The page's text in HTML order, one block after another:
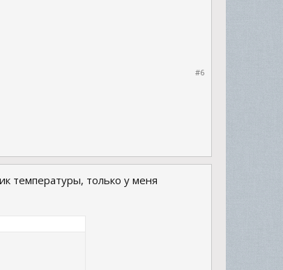
#6
температуры, только у меня